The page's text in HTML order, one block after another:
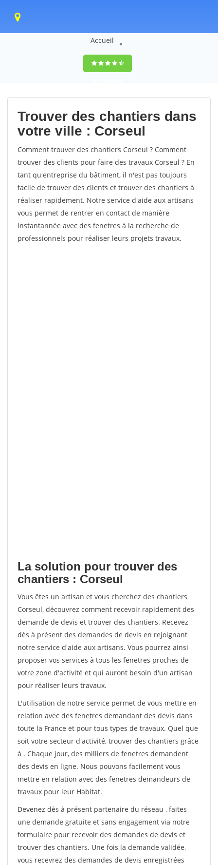
Accueil
9,5(100%)0
votes
Trouver des chantiers dans
votre ville : Corseul
Comment trouver des chantiers Corseul ? Comment
trouver des clients pour faire des travaux Corseul ? En
tant qu'entreprise du bâtiment, il n'est pas toujours
facile de trouver des clients et trouver des chantiers à
réaliser rapidement. Notre service d'aide aux artisans
vous permet de rentrer en contact de manière
instantannée avec des fenetres à la recherche de
professionnels pour réaliser leurs projets travaux.
La solution pour trouver des
chantiers : Corseul
Vous êtes un artisan et vous cherchez des chantiers
Corseul, découvrez comment recevoir rapidement des
demande de devis et trouver des chantiers. Recevez
dès à présent des demandes de devis en rejoignant
notre service d'aide aux artisans. Vous pourrez ainsi
proposer vos services à tous les fenetres proches de
votre zone d'activité et qui auront besoin d'un artisan
pour réaliser leurs travaux.
L'utilisation de notre service permet de vous mettre en
relation avec des fenetres demandant des devis dans
toute la France et pour tous types de travaux. Quel que
soit votre secteur d'activité, trouver des chantiers grâce
à . Chaque jour, des milliers de fenetres demandent
des devis en ligne. Nous pouvons facilement vous
mettre en relation avec des fenetres demandeurs de
travaux pour leur Habitat.
Devenez dès à présent partenaire du réseau , faites
une demande gratuite et sans engagement via notre
formulaire pour recevoir des demandes de devis et
trouver des chantiers. Une fois la demande validée,
vous recevrez des demandes de devis enregistrées